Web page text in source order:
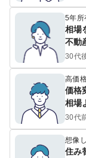
5年所
相場
不動
30代
高価
価格
相場
30代
想像
住み